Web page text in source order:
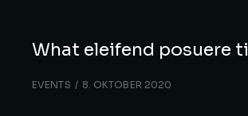
What eleifend posuere
EVENTS 8. OKTOBER 2020